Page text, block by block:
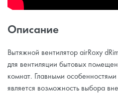
Описание
Вытяжной вентилятор airRoxy
для вентиляции бытовых
комнат. Главными
является возможность выбора